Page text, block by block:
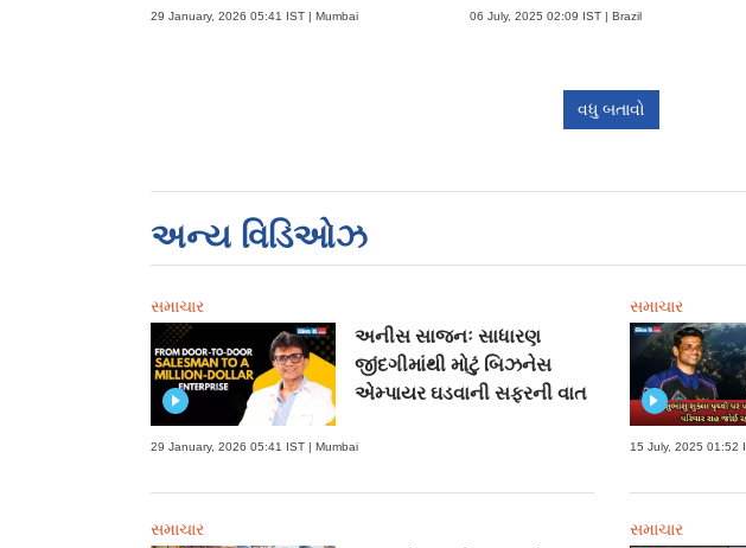
29 January, 2026 05:41 IST | Mumbai 06 July, 2025 02:09 IST | Brazil
વધુ બતાવો
અન્ય વિડિઓઝ
સમાચાર
અનીસ સાજનઃ સાધારણ
જીંદગીમાંથી મોટું બિઝનેસ
એમ્પાયર ઘડવાની સફરની વાત
29 January, 2026 05:41 IST | Mumbai
સમાચાર
15 July, 2025 01:52
સમાચાર સમાચાર